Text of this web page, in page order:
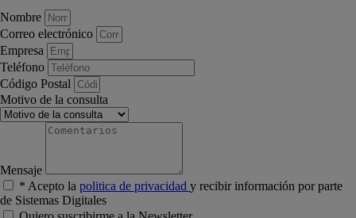
Nombre
Correo electrónico
Empresa
Teléfono
Código Postal
Motivo de la consulta
Mensaje
* Acepto la politica de privacidad y recibir información por parte
de Sistemas Digitales